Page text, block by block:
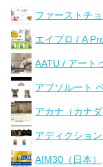
ファーストチ
エイプロ / A
AATU / アート
アブソルート
アカナ（カナダ
アディクショ
AIM30（日本）